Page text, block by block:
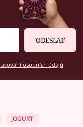
ODESLAT
osobních údajů
JOGURT